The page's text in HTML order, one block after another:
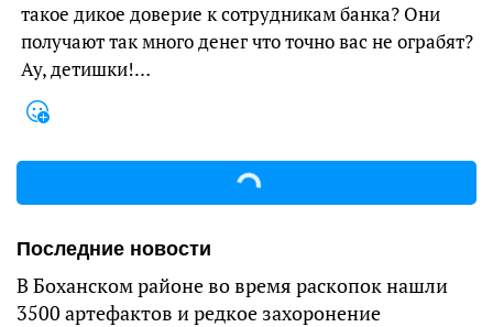
такое дикое доверие к сотрудникам банка? Они
получают так много денег что точно вас не ограбят?
Ау, детишки!…
Последние новости
В Боханском районе во время раскопок нашли
3500 артефактов и редкое захоронение